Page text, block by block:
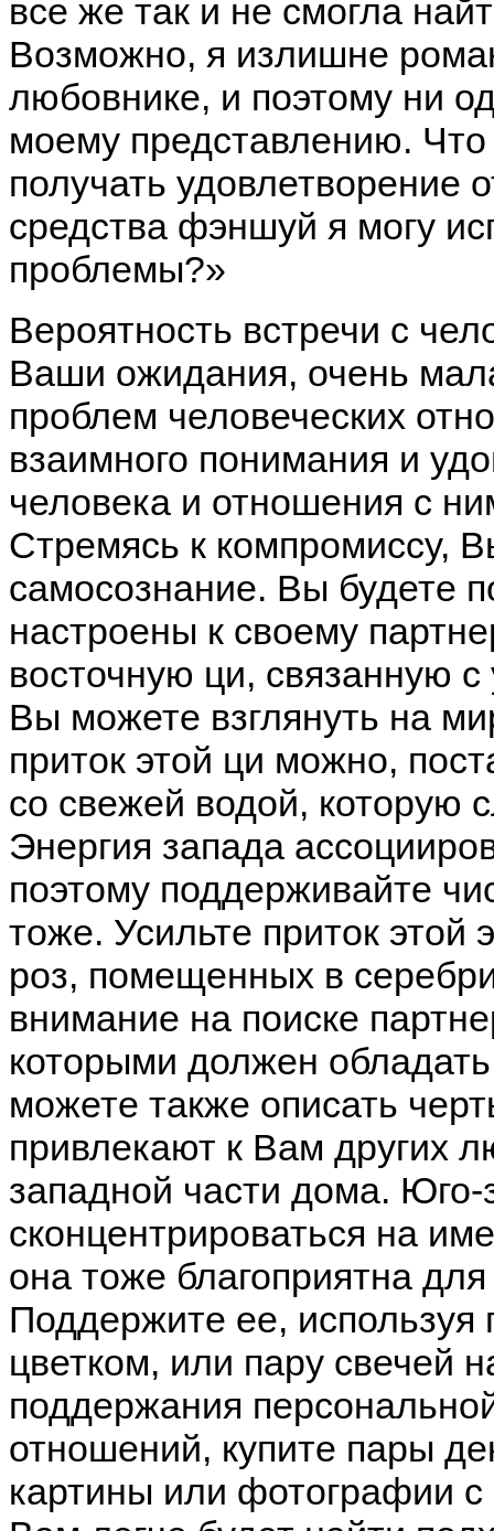
все же так и не смогла
Возможно, я излишне
любовнике, и поэтому ни
моему представлению.
получать удовлетворение
средства фэншуй я могу
проблемы?»
Вероятность встречи с
Ваши ожидания, очень
проблем человеческих
взаимного понимания и
человека и отношения с
Стремясь к компромиссу,
самосознание. Вы будете
настроены к своему
восточную ци, связанную
Вы можете взглянуть на
приток этой ци можно,
со свежей водой, которую
Энергия запада
поэтому поддерживайте
тоже. Усильте приток
роз, помещенных в
внимание на поиске
которыми должен
можете также описать
привлекают к Вам других
западной части дома. Юго-
сконцентрироваться на
она тоже благоприятна
Поддержите ее,
цветком, или пару свечей
поддержания
отношений, купите пары
картины или фотографии